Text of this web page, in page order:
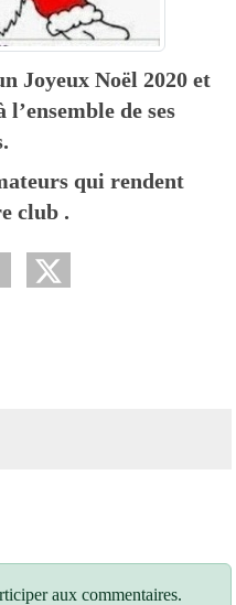
Joyeux Noël 2020 et
l’ensemble de ses
qui rendent
club .
aux commentaires.